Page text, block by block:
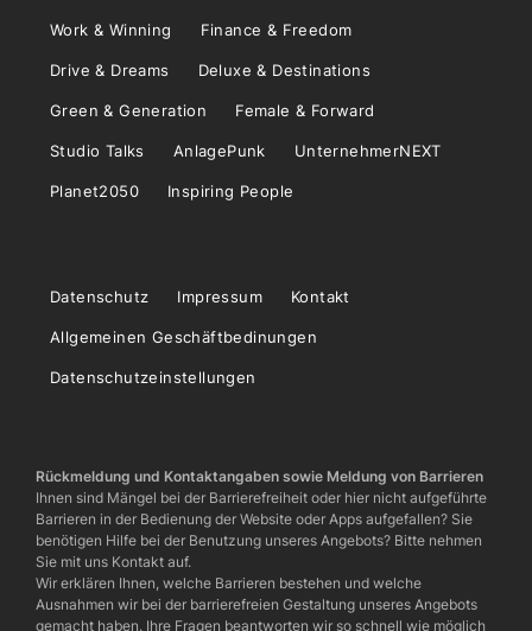
Work & Winning Finance & Freedom
Drive & Dreams Deluxe & Destinations
Green & Generation Female & Forward
Studio Talks AnlagePunk UnternehmerNEXT
Planet2050 Inspiring People
Datenschutz Impressum Kontakt
Allgemeinen Geschäftbedinungen
Datenschutzeinstellungen
Rückmeldung und Kontaktangaben sowie Meldung von Barrieren
Ihnen sind Mängel bei der Barrierefreiheit oder hier nicht aufgeführte
Barrieren in der Bedienung der Website oder Apps aufgefallen? Sie
benötigen Hilfe bei der Benutzung unseres Angebots? Bitte nehmen
Sie mit uns Kontakt auf.
Wir erklären Ihnen, welche Barrieren bestehen und welche
Ausnahmen wir bei der barrierefreien Gestaltung unseres Angebots
gemacht haben. Ihre Fragen beantworten wir so schnell wie möglich